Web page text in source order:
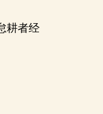
耕者经